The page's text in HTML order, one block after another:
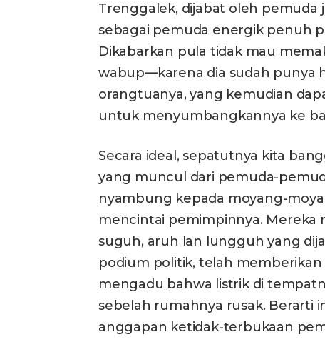
Trenggalek, dijabat oleh pemuda
sebagai pemuda energik penuh
Dikabarkan pula tidak mau
wabup—karena dia sudah punya
orangtuanya, yang kemudian
untuk menyumbangkannya ke
Secara ideal, sepatutnya kita
yang muncul dari pemuda-
nyambung kepada moyang-
mencintai pemimpinnya. Mereka
suguh, aruh lan lungguh yang
podium politik, telah
mengadu bahwa listrik di
sebelah rumahnya rusak. Berarti
anggapan ketidak-terbukaan